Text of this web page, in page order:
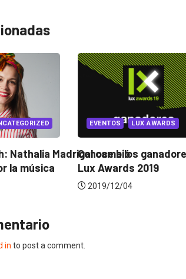
de
PUBLICIDAD LOCAL
Tuenti conquista, una vez
2019/02/21
in to post a comment.